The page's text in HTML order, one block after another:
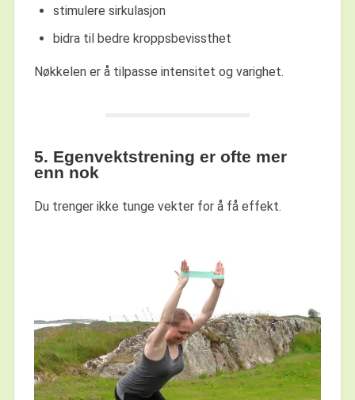
stimulere sirkulasjon
bidra til bedre kroppsbevissthet
Nøkkelen er å tilpasse intensitet og varighet.
5. Egenvektstrening er ofte mer
enn nok
Du trenger ikke tunge vekter for å få effekt.